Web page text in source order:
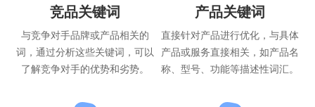
竞品关键词
与竞争对手品牌或产品相关的
词，通过分析这些关键词，可以
了解竞争对手的优势和劣势。
产品关键词
直接针对产品进行优化，与具体
产品或服务直接相关，如产品名
称、型号、功能等描述性词汇。